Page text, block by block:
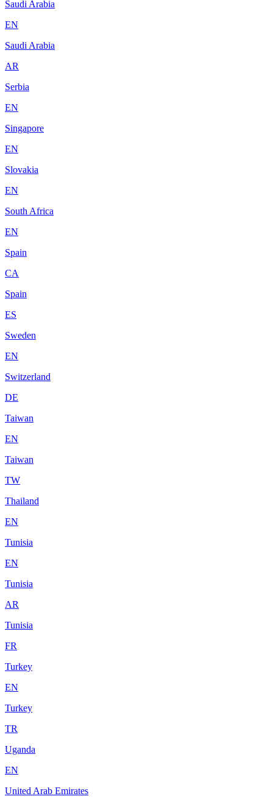
Saudi Arabia
EN
Saudi Arabia
AR
Serbia
EN
Singapore
EN
Slovakia
EN
South Africa
EN
Spain
CA
Spain
ES
Sweden
EN
Switzerland
DE
Taiwan
EN
Taiwan
TW
Thailand
EN
Tunisia
EN
Tunisia
AR
Tunisia
FR
Turkey
EN
Turkey
TR
Uganda
EN
United Arab Emirates